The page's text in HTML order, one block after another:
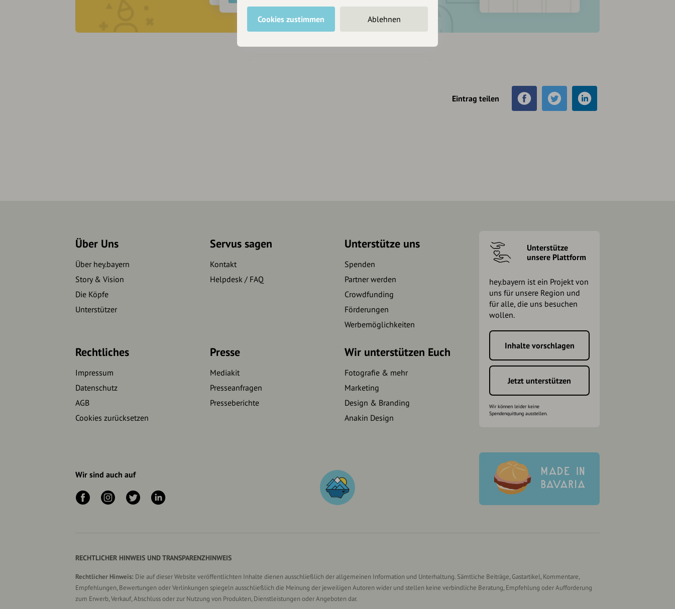
Eintrag teilen
Über Uns
Über hey.bayern
Story & Vision
Die Köpfe
Unterstützer
Servus sagen
Kontakt
Helpdesk / FAQ
Unterstütze uns
Spenden
Partner werden
Crowdfunding
Förderungen
Werbemöglichkeiten
Rechtliches
Impressum
Datenschutz
AGB
Cookies zurücksetzen
Presse
Mediakit
Presseanfragen
Presseberichte
Wir unterstützen Euch
Fotografie & mehr
Marketing
Design & Branding
Anakin Design
Unterstütze
unsere Plattform
hey.bayern ist ein Projekt von
uns für unsere Region und
für alle, die uns besuchen
wollen.
Inhalte vorschlagen
Jetzt unterstützen
Wir können leider keine
Spendenquittung ausstellen.
Wir sind auch auf
RECHTLICHER HINWEIS UND TRANSPARENZHINWEIS
Rechtlicher Hinweis: Die auf dieser Website veröffentlichten Inhalte dienen ausschließlich der allgemeinen Information und Unterhaltung. Sämtliche Beiträge, Gastartikel, Kommentare,
Empfehlungen, Bewertungen oder Verlinkungen spiegeln ausschließlich die Meinung der jeweiligen Autoren wider und stellen keine verbindliche Beratung, Empfehlung oder Aufforderung
zum Erwerb, Verkauf, Abschluss oder zur Nutzung von Produkten, Dienstleistungen oder Angeboten dar.
Cookies zustimmen Ablehnen